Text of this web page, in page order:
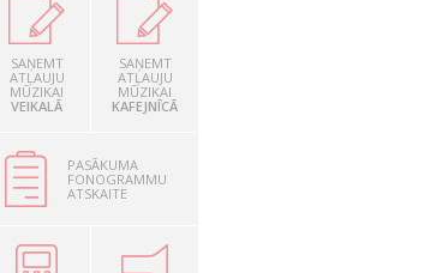
SAŅEMT
ATĻAUJU
MŪZIKAI
VEIKALĀ
SAŅEMT
ATĻAUJU
MŪZIKAI
KAFEJNĪCĀ
PASĀKUMA
FONOGRAMMU
ATSKAITE